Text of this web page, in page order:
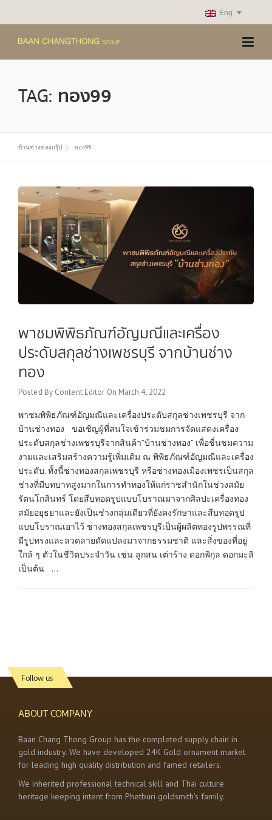
Eng
TAG: ทอง99
บ้านช่างทองกรุ๊ป ทอง99
พาชมพิพิธภัณฑ์อัญมณีและเครื่อง
ประดับสกุลช่างเพชรบุรี จากบ้านช่าง
ทอง
Posted By Content Editor On March 4, 2022
พาชมพิพิธภัณฑ์อัญมณีและเครื่องประดับสกุลช่างเพชรบุรี จาก
บ้านช่างทอง ขอเชิญผู้ที่สนใจเข้าร่วมชมการจัดแสดงเครื่อง
ประดับสกุลช่างเพชรบุรีจากสินค้า”บ้านช่างทอง” เพื่อชื่นชมความ
งามและเสริมสร้างความรู้เพิ่มเติม ณ พิพิธภัณฑ์อัญมณีและเครื่อง
ประดับ. ทั้งนี้ช่างทองสกุลเพชรบุรี หรือช่างทองเมืองเพชรเป็นสกุล
ช่างที่มีบทบาทสูงมากในการทำทองให้แก่ราชสำนักในช่วงสมัย
รัตนโกสินทร์ โดยสืบทอดรูปแบบโบราณมาจากศิลปะเครื่องทอง
สมัยอยุธยาและยังเป็นช่างกลุ่มเดียวที่ยังคงรักษาและสืบทอดรูป
แบบโบราณเอาไว้ ช่างทองสกุลเพชรบุรีเป็นผู้ผลิตทองรูปพรรณที่
มีรูปทรงและลวดลายดัดแปลงมาจากธรรมชาติ และสิ่งของที่อยู่
ใกล้ ๆ ตัวในชีวิตประจำวัน เช่น ลูกสน เต่าร้าง ดอกพิกุล ดอกมะลิ
เป็นต้น ...
Follow us
ABOUT COMPANY
Baan Chang Thong Group has the completed supply chain in
gold industry. We have developed 24K Gold ornament market
for leading high quality distribution and famed retailers.
We inherited professional technical skill and Thai culture
heritage keeping intent from Phetburi goldsmith’s family.